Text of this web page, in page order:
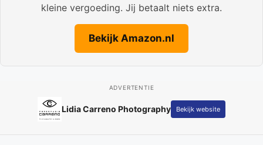
kleine vergoeding. Jij betaalt niets extra.
Bekijk Amazon.nl
ADVERTENTIE
Adverteren op Parkstad
Actueel
Bekijk website